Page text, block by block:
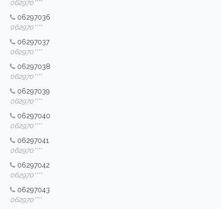
062970****
06297036
062970****
06297037
062970****
06297038
062970****
06297039
062970****
06297040
062970****
06297041
062970****
06297042
062970****
06297043
062970****